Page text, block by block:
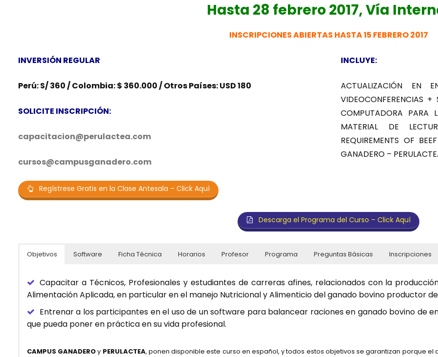
Hasta 28 febrero 2017, Vía
INSCRIPCIONES ABIERTAS HASTA 15 FEBRERO 2017
INVERSIÓN REGULAR
Perú: S/ 360 / Colombia: $ 360.000 / Otros Países: USD 180
SOLICITE INSCRIPCIÓN:
capacitacion@perulactea.com
cursos@campusganadero.com
Regístrese Gratis en la Clase Antesala – Click Aquí
INCLUYE:
ACTUALIZACIÓN EN
VIDEOCONFERENCIAS +
COMPUTADORA PARA
MATERIAL DE
REQUIREMENTS OF
GANADERO –
Descarga el Programa del Curso – Click Aquí
Objetivos Software Ficha Técnica Horarios Profesor Programa Preguntas Básicas Inscripciones
Capacitar a Técnicos, Profesionales y estudiantes de carreras afines, relacionados con la
Alimentación Aplicada, en particular en el manejo Nutricional y Alimenticio del ganado bovino productor
Entrenar a los participantes en el uso de un software para balancear raciones en ganado bovino de
que pueda poner en práctica en su vida profesional.
CAMPUS GANADEROy PERULACTEA, ponen disponible este curso en español, y todos estos objetivos se garantizan porque